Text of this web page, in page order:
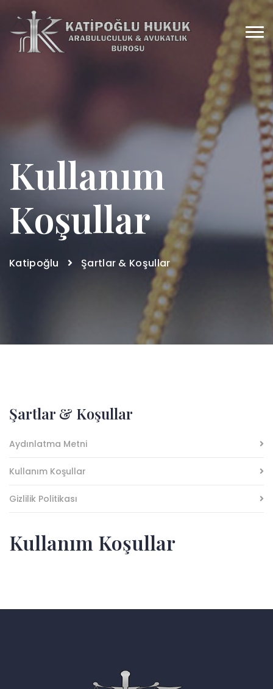
Kullanım
Koşullar
Katipoğlu Şartlar & Koşullar
Şartlar & Koşullar
Aydınlatma Metni
Kullanım Koşullar
Gizlilik Politikası
Kullanım Koşullar